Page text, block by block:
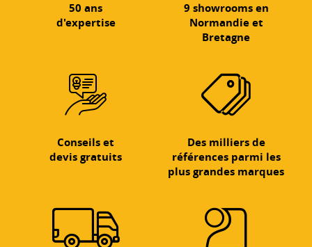
50 ans
d'expertise
9 showrooms en
Normandie et
Bretagne
Conseils et
devis gratuits
Des milliers de
références parmi les
plus grandes marques